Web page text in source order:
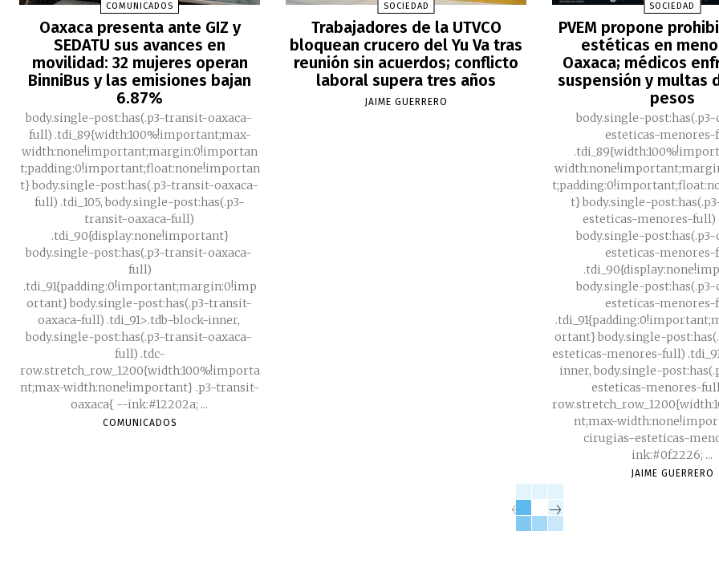
COMUNICADOS
Oaxaca presenta ante GIZ y
SEDATU sus avances en
movilidad: 32 mujeres operan
BinniBus y las emisiones bajan
6.87%
body.single-post:has(.p3-transit-oaxaca-
full) .tdi_89{width:100%!important;max-
width:none!important;margin:0!importan
t;padding:0!important;float:none!importan
t} body.single-post:has(.p3-transit-oaxaca-
full) .tdi_105, body.single-post:has(.p3-
transit-oaxaca-full)
.tdi_90{display:none!important}
body.single-post:has(.p3-transit-oaxaca-
full)
.tdi_91{padding:0!important;margin:0!imp
ortant} body.single-post:has(.p3-transit-
oaxaca-full) .tdi_91>.tdb-block-inner,
body.single-post:has(.p3-transit-oaxaca-
full) .tdc-
row.stretch_row_1200{width:100%!importa
nt;max-width:none!important} .p3-transit-
oaxaca{ --ink:#12202a; ...
COMUNICADOS
SOCIEDAD
Trabajadores de la UTVCO
bloquean crucero del Yu Va tras
reunión sin acuerdos; conflicto
laboral supera tres años
JAIME GUERRERO
SOCIEDAD
PVEM propone
estéticas en
Oaxaca; médicos
suspensión y multas
pesos
body.single-
esteticas-
t} body.single-
esteticas-menores-full)
body.single-
esteticas-
body.single-
esteticas-
ortant} body.single-
esteticas-menores-full)
inner, body.single-
esteticas-menores-
nt;max-
cirugias-esteticas-
ink:#0f2226; ...
JAIME GUERRERO